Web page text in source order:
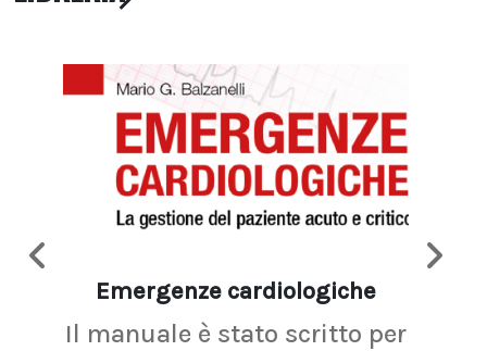
Emergenze cardiologiche
Il manuale è stato scritto per